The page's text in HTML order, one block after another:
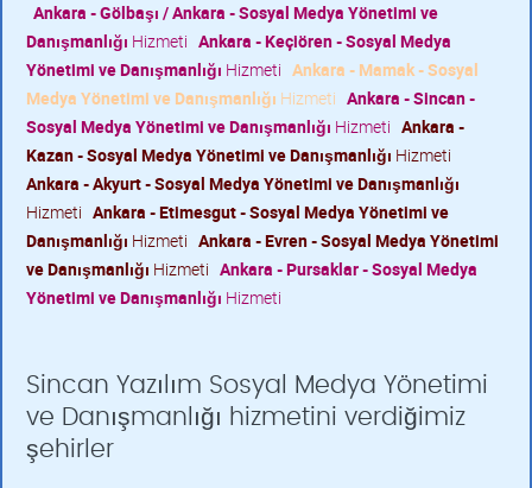
Ankara - Gölbaşı / Ankara - Sosyal Medya Yönetimi ve
Danışmanlığı Hizmeti Ankara - Keçiören - Sosyal Medya
Yönetimi ve Danışmanlığı Hizmeti Ankara - Mamak - Sosyal
Medya Yönetimi ve Danışmanlığı Hizmeti Ankara - Sincan -
Sosyal Medya Yönetimi ve Danışmanlığı Hizmeti Ankara -
Kazan - Sosyal Medya Yönetimi ve Danışmanlığı Hizmeti
Ankara - Akyurt - Sosyal Medya Yönetimi ve Danışmanlığı
Hizmeti Ankara - Etimesgut - Sosyal Medya Yönetimi ve
Danışmanlığı Hizmeti Ankara - Evren - Sosyal Medya Yönetimi
ve Danışmanlığı Hizmeti Ankara - Pursaklar - Sosyal Medya
Yönetimi ve Danışmanlığı Hizmeti
Sincan Yazılım Sosyal Medya Yönetimi
ve Danışmanlığı hizmetini verdiğimiz
şehirler